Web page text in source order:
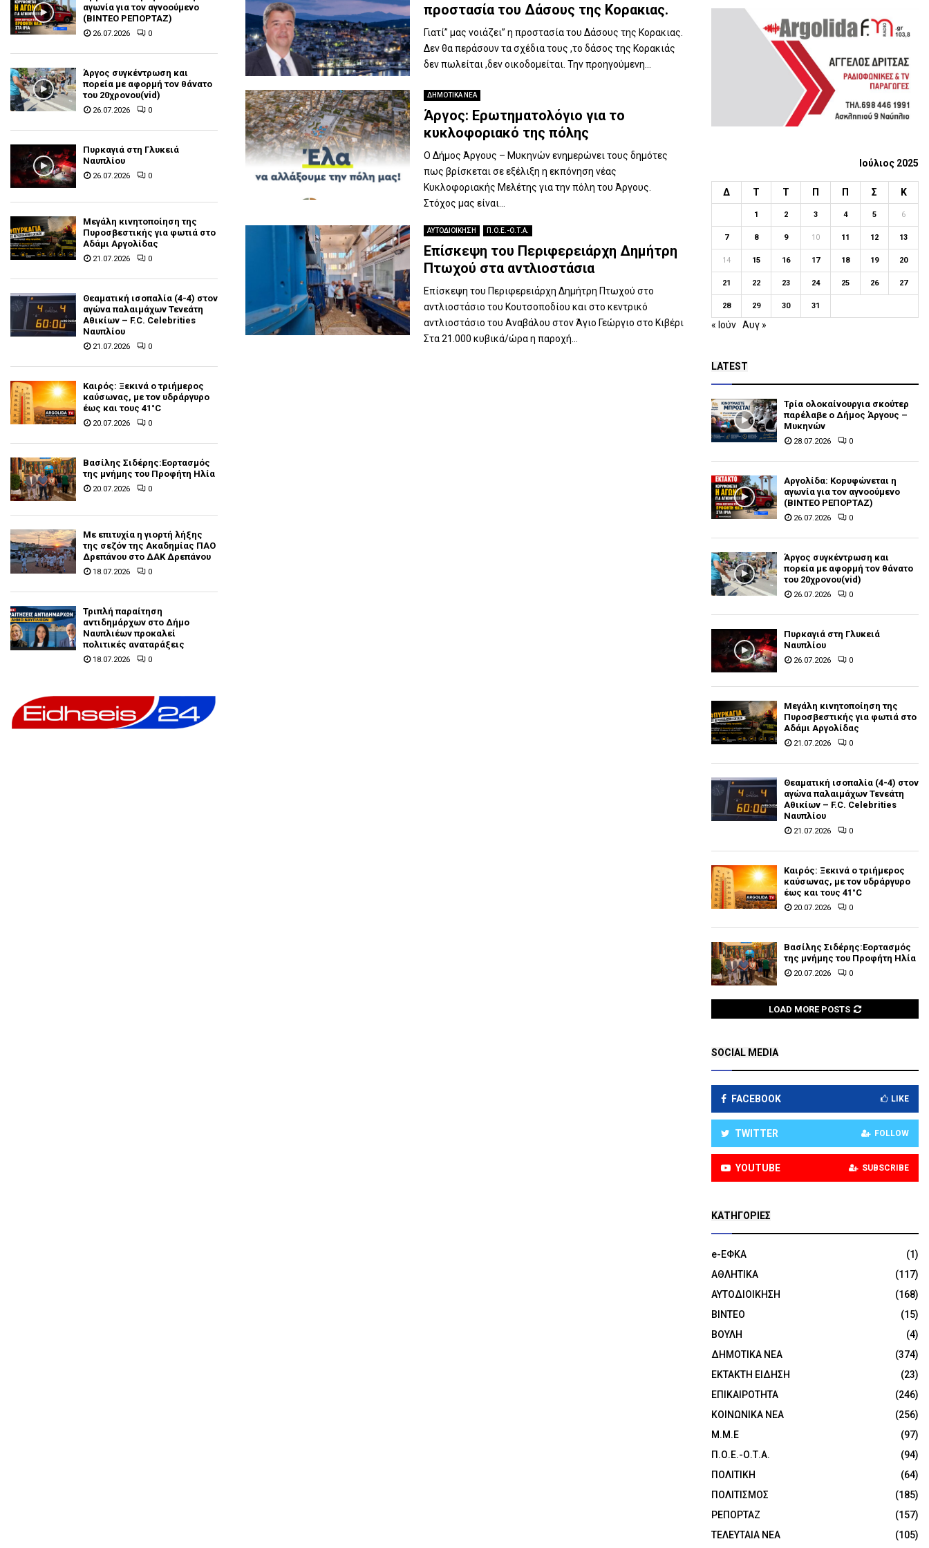
προστασία του Δάσους της Κορακιας.
Γιατί” μας νοιάζει” η προστασία του Δάσους της Κορακιας.
Δεν θα περάσουν τα σχέδια τους ,το δάσος της Κορακιάς
δεν πωλείται ,δεν οικοδομείται. Την προηγούμενη...
ΔΗΜΟΤΙΚΑ ΝΕΑ
Άργος: Ερωτηματολόγιο για το
κυκλοφοριακό της πόλης
Ο Δήμος Άργους – Μυκηνών ενημερώνει τους δημότες
πως βρίσκεται σε εξέλιξη η εκπόνηση νέας
Κυκλοφοριακής Μελέτης για την πόλη του Άργους.
Στόχος μας είναι...
ΑΥΤΟΔΙΟΙΚΗΣΗ Π.Ο.Ε.-Ο.Τ.Α.
Επίσκεψη του Περιφερειάρχη Δημήτρη
Πτωχού στα αντλιοστάσια
Επίσκεψη του Περιφερειάρχη Δημήτρη Πτωχού στο
αντλιοστάσιο του Κουτσοποδίου και στο κεντρικό
αντλιοστάσιο του Αναβάλου στον Άγιο Γεώργιο στο Κιβέρι
Στα 21.000 κυβικά/ώρα η παροχή...
αγωνία για τον αγνοούμενο
(ΒΙΝΤΕΟ ΡΕΠΟΡΤΑΖ)
26.07.2026 0
Άργος συγκέντρωση και
πορεία με αφορμή τον θάνατο
του 20χρονου(vid)
26.07.2026 0
Πυρκαγιά στη Γλυκειά
Ναυπλίου
26.07.2026 0
Μεγάλη κινητοποίηση της
Πυροσβεστικής για φωτιά στο
Αδάμι Αργολίδας
21.07.2026 0
Θεαματική ισοπαλία (4-4) στον
αγώνα παλαιμάχων Τενεάτη
Αθικίων – F.C. Celebrities
Ναυπλίου
21.07.2026 0
Καιρός: Ξεκινά ο τριήμερος
καύσωνας, με τον υδράργυρο
έως και τους 41°C
20.07.2026 0
Βασίλης Σιδέρης:Εορτασμός
της μνήμης του Προφήτη Ηλία
20.07.2026 0
Με επιτυχία η γιορτή λήξης
της σεζόν της Ακαδημίας ΠΑΟ
Δρεπάνου στο ΔΑΚ Δρεπάνου
18.07.2026 0
Τριπλή παραίτηση
αντιδημάρχων στο Δήμο
Ναυπλιέων προκαλεί
πολιτικές αναταράξεις
18.07.2026 0
f
R
C
Ιούλιος 2025
Δ Τ Τ Π Π Σ Κ
1 2 3 4 5 6
7 8 9 10 11 12 13
14 15 16 17 18 19 20
21 22 23 24 25 26 27
28 29 30 31
« Ιούν Αυγ »
LATEST
Τρία ολοκαίνουργια σκούτερ
παρέλαβε o Δήμος Άργους –
Μυκηνών
28.07.2026 0
Αργολίδα: Κορυφώνεται η
αγωνία για τον αγνοούμενο
(ΒΙΝΤΕΟ ΡΕΠΟΡΤΑΖ)
26.07.2026 0
Άργος συγκέντρωση και
πορεία με αφορμή τον θάνατο
του 20χρονου(vid)
26.07.2026 0
Πυρκαγιά στη Γλυκειά
Ναυπλίου
26.07.2026 0
Μεγάλη κινητοποίηση της
Πυροσβεστικής για φωτιά στο
Αδάμι Αργολίδας
21.07.2026 0
Θεαματική ισοπαλία (4-4) στον
αγώνα παλαιμάχων Τενεάτη
Αθικίων – F.C. Celebrities
Ναυπλίου
21.07.2026 0
Καιρός: Ξεκινά ο τριήμερος
καύσωνας, με τον υδράργυρο
έως και τους 41°C
20.07.2026 0
Βασίλης Σιδέρης:Εορτασμός
της μνήμης του Προφήτη Ηλία
20.07.2026 0
LOAD MORE POSTS
SOCIAL MEDIA
FACEBOOK LIKE
TWITTER FOLLOW
YOUTUBE SUBSCRIBE
KΑΤΗΓΟΡΊΕΣ
e-ΕΦΚΑ
(1)
ΑΘΛΗΤΙΚΑ
(117)
ΑΥΤΟΔΙΟΙΚΗΣΗ
(168)
ΒΙΝΤΕΟ
(15)
ΒΟΥΛΗ
(4)
ΔΗΜΟΤΙΚΑ ΝΕΑ
(374)
ΕΚΤΑΚΤΗ ΕΙΔΗΣΗ
(23)
ΕΠΙΚΑΙΡΟΤΗΤΑ
(246)
ΚΟΙΝΩΝΙΚΑ ΝΕΑ
(256)
Μ.Μ.Ε
(97)
Π.Ο.Ε.-Ο.Τ.Α.
(94)
ΠΟΛΙΤΙΚΗ
(64)
ΠΟΛΙΤΙΣΜΟΣ
(185)
ΡΕΠΟΡΤΑΖ
(157)
ΤΕΛΕΥΤΑΙΑ ΝΕΑ
(105)